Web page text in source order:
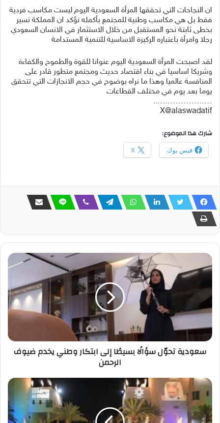
ان النجاحات التي تحققها المرأة السعودية اليوم ليست مكاسب فردية
فقط بل هي مكاسب وطنية للمجتمع بأكمله تؤكد ان المملكة تسير
بخطى ثابتة نحو المستقبل من خلال الاستثمار في الانسان السعودي
رجلا وامرأة باعتباره الركيزة الاساسية للتنمية المستدامة
لقد اصبحت المرأة السعودية اليوم عنوانا للقوة والطموح والكفاءة
وشريكا اساسيا في بناء اقتصاد حديث ومجتمع متطور قادر على
المنافسة عالميا وهذا ما نراه بوضوح في حجم الانجازات التي تتحقق
يوما بعد يوم في مختلف القطاعات
…………………..
X@alaswadatif
شارك هذا الموضوع:
فيس بوك X
سعودية تحوّل سؤالًا بسيطًا إلى ابتكار وطني يخدم ضيوف
الرحمن